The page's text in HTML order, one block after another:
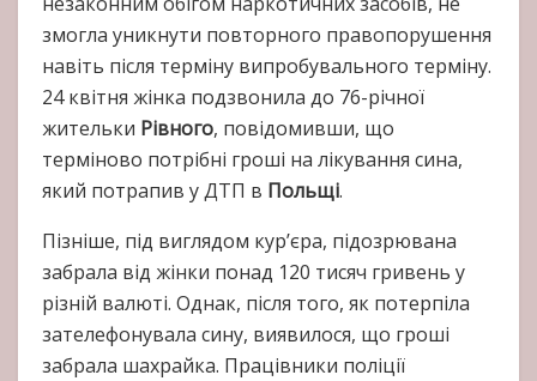
змогла уникнути повторного правопорушення
навіть після терміну випробувального терміну.
24 квітня жінка подзвонила до 76-річної
жительки Рівного, повідомивши, що
терміново потрібні гроші на лікування сина,
який потрапив у ДТП в Польщі.
Пізніше, під виглядом кур’єра, підозрювана
забрала від жінки понад 120 тисяч гривень у
різній валюті. Однак, після того, як потерпіла
зателефонувала сину, виявилося, що гроші
забрала шахрайка. Працівники поліції